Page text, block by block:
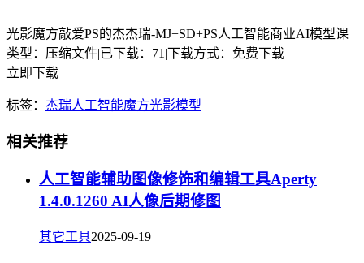
光影魔方敲爱PS的杰杰瑞-MJ+SD+PS人工智能商业AI模型课
类型：压缩文件|已下载：71 |下载方式：免费下载
立即下载
标签： 杰瑞人工智能魔方光影模型
相关推荐
人工智能辅助图像修饰和编辑工具Aperty
1.4.0.1260 AI人像后期修图
其它工具2025-09-19